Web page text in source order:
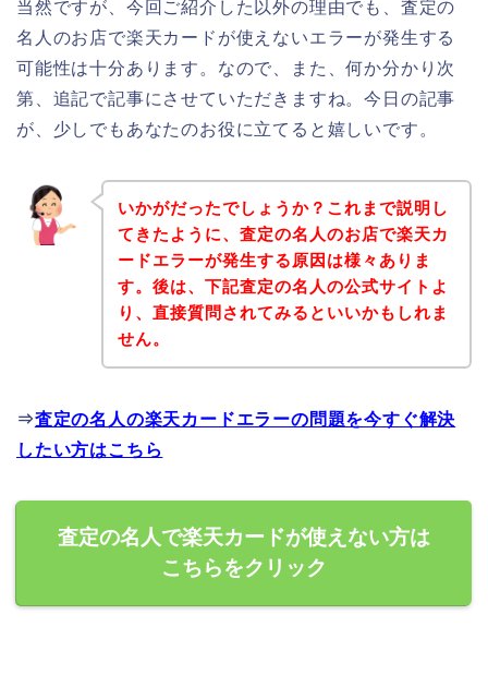
当然ですが、今回ご紹介した以外の理由でも、査定の
名人のお店で楽天カードが使えないエラーが発生する
可能性は十分あります。なので、また、何か分かり次
第、追記で記事にさせていただきますね。今日の記事
が、少しでもあなたのお役に立てると嬉しいです。
いかがだったでしょうか？これまで説明し
てきたように、査定の名人のお店で楽天カ
ードエラーが発生する原因は様々ありま
す。後は、下記査定の名人の公式サイトよ
り、直接質問されてみるといいかもしれま
せん。
⇒査定の名人の楽天カードエラーの問題を今すぐ解決
したい方はこちら
査定の名人で楽天カードが使えない方は
こちらをクリック